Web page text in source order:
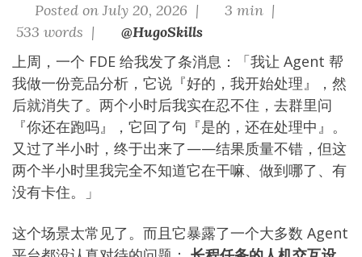
Posted on July 20, 2026 |
3 min |
533 words |
@HugoSkills
上周，一个 FDE 给我发了条消息：「我让 Agent 帮
我做一份竞品分析，它说『好的，我开始处理』，然
后就消失了。两个小时后我实在忍不住，去群里问
『你还在跑吗』，它回了句『是的，还在处理中』。
又过了半小时，终于出来了——结果质量不错，但这
两个半小时里我完全不知道它在干嘛、做到哪了、有
没有卡住。」
这个场景太常见了。而且它暴露了一个大多数 Agent